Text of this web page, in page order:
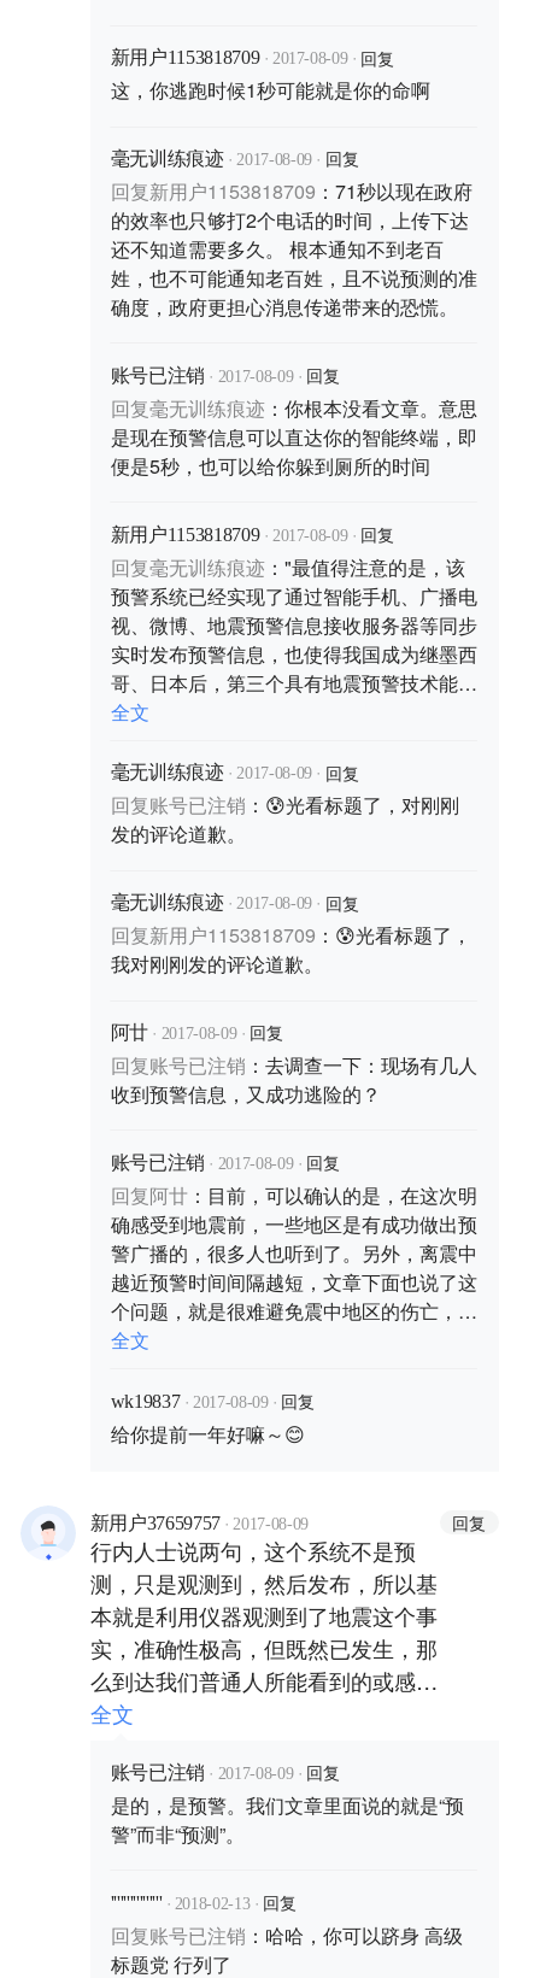
新用户1153818709 · 2017-08-09 · 回复
这，你逃跑时候1秒可能就是你的命啊
毫无训练痕迹 · 2017-08-09 · 回复
回复新用户1153818709 ： 71秒以现在政府
的效率也只够打2个电话的时间，上传下达
还不知道需要多久。 根本通知不到老百
姓，也不可能通知老百姓，且不说预测的准
确度，政府更担心消息传递带来的恐慌。
账号已注销 · 2017-08-09 · 回复
回复毫无训练痕迹： 你根本没看文章。意思
是现在预警信息可以直达你的智能终端，即
便是5秒，也可以给你躲到厕所的时间
新用户1153818709 · 2017-08-09 · 回复
回复毫无训练痕迹： "最值得注意的是，该
预警系统已经实现了通过智能手机、广播电
视、微博、地震预警信息接收服务器等同步
实时发布预警信息，也使得我国成为继墨西
哥、日本后，第三个具有地震预警技术能力
的国家。"你看了没啊
全文
毫无训练痕迹 · 2017-08-09 · 回复
回复账号已注销 ： 😰光看标题了，对刚刚
发的评论道歉。
毫无训练痕迹 · 2017-08-09 · 回复
回复新用户1153818709 ： 😰光看标题了，
我对刚刚发的评论道歉。
阿廿 · 2017-08-09 · 回复
回复账号已注销 ： 去调查一下：现场有几人
收到预警信息，又成功逃险的？
账号已注销 · 2017-08-09 · 回复
回复阿廿 ： 目前，可以确认的是，在这次明
确感受到地震前，一些地区是有成功做出预
警广播的，很多人也听到了。另外，离震中
越近预警时间间隔越短，文章下面也说了这
个问题，就是很难避免震中地区的伤亡，而
这是预警系统的技术研发方向。
全文
wk19837 · 2017-08-09 · 回复
给你提前一年好嘛～😊
新用户37659757 · 2017-08-09 回复
行内人士说两句，这个系统不是预
测，只是观测到，然后发布，所以基
本就是利用仪器观测到了地震这个事
实，准确性极高，但既然已发生，那
么到达我们普通人所能看到的或感受
到的时间也就很快了。另外，地震预
都挂钩的，绝不仅仅是预测而已！
全文
账号已注销 · 2017-08-09 · 回复
是的，是预警。我们文章里面说的就是“预
警”而非“预测”。
'''''''''''''''' · 2018-02-13 · 回复
回复账号已注销 ： 哈哈，你可以跻身 高级
标题党 行列了